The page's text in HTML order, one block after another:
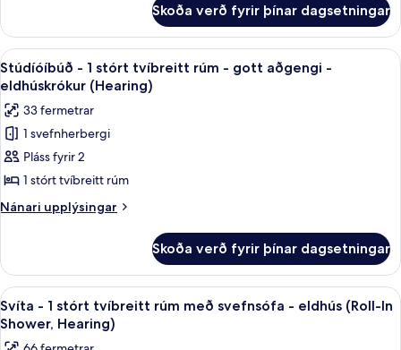
-
gott
aðgengi
-
eldhúskrókur
(Roll-
In
Shower,
Hearing)
-
stórt
tvíbreitt
gott
aðgengi
-
eldhúskrókur
In
Skoða verð fyrir þínar dagsetningar
Skoða
allar
myndir
fyrir
Stúdíóíbúð
-
1
stórt
-
gott
aðgengi
-
eldhúskrókur
Rúmföt af bestu gerð, dúnsængur,
8
Stúdíóíbúð - 1 stórt tvíbreitt rúm - gott aðgengi -
eldhúskrókur (Hearing)
33 fermetrar
1 svefnherbergi
Pláss fyrir 2
1 stórt tvíbreitt rúm
Nánari upplýsingar
Nánari
-
stórt
tvíbreitt
Skoða verð fyrir þínar dagsetningar
Skoða
allar
myndir
Rúmföt af bestu gerð, dúnsængur,
9
Svíta - 1 stórt tvíbreitt rúm með svefnsófa - eldhús (Roll-In
Shower, Hearing)